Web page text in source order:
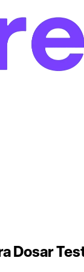
Dosar